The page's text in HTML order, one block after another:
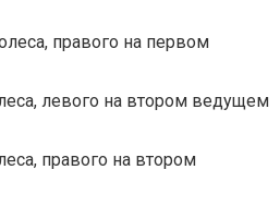
правого на первом
левого на втором ведущем
правого на втором